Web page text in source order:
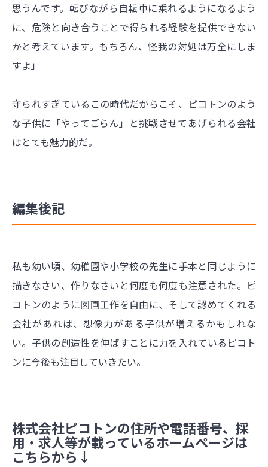
思うんです。転びながら自転車に乗れるようになるよう
に、危険と向き合うことで得られる経験を提供できない
かと考えています。もちろん、怪我の対処は万全にしま
すよ」
守られすぎているこの時代だからこそ、ピコトンのよう
な子供に「やってごらん」と挑戦させてあげられる会社
はとても魅力的だ。
編集後記
私も幼い頃、幼稚園や小学校の先生に手本と同じように
描きなさい、作りなさいと何度も何度も注意された。ピ
コトンのように図画工作を自由に、そして認めてくれる
会社があれば、想像力がある子供が増えるかもしれな
い。子供の創造性を伸ばすことに力を入れているピコト
ンに今後も注目していきたい。
株式会社ピコトンの住所や電話番号、採
用・求人等が載っているホームページは
こちらから↓